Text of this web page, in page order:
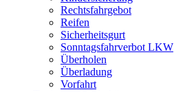
Rechtsfahrgebot
Reifen
Sicherheitsgurt
Sonntagsfahrverbot LKW
Überholen
Überladung
Vorfahrt